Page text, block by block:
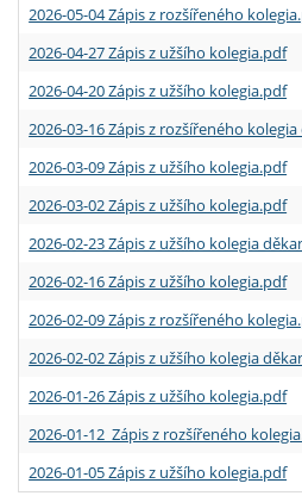
2026-05-04 Zápis z rozšířeného
2026-04-27 Zápis z užšího kolegia.pdf
2026-04-20 Zápis z užšího kolegia.pdf
2026-03-16 Zápis z rozšířeného
2026-03-09 Zápis z užšího kolegia.pdf
2026-03-02 Zápis z užšího kolegia.pdf
2026-02-23 Zápis z užšího kolegia
2026-02-16 Zápis z užšího kolegia.pdf
2026-02-09 Zápis z rozšířeného
2026-02-02 Zápis z užšího kolegia
2026-01-26 Zápis z užšího kolegia.pdf
2026-01-12 Zápis z rozšířeného
2026-01-05 Zápis z užšího kolegia.pdf